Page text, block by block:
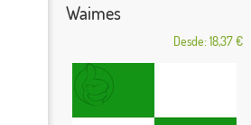
Waimes
Desde: 18,37 €